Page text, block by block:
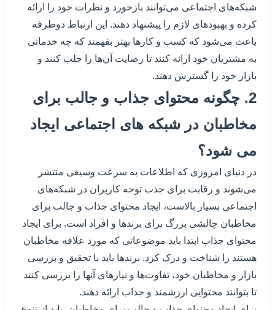
شبکه‌های اجتماعی می‌توانند بازخورد و نظرات خود را ارائه
کرده و بهبودهای لازم را پیشنهاد دهند. این ارتباط دوطرفه
باعث می‌شود که کسب و کارها بهتر بفهمند که چه خدماتی
به مشتریان خود ارائه کنند تا رضایت آن‌ها را جلب کنند و
بازار خود را گسترش دهند.
2. چگونه محتوای جذاب و جالب برای
مخاطبان در شبکه های اجتماعی ایجاد
می شود؟
در دنیای امروزی که اطلاعات به سرعت وسیعی منتشر
می‌شوند و رقابت برای جذب توجه کاربران در شبکه‌های
اجتماعی بسیار بالاست، ایجاد محتوای جذاب و جالب برای
مخاطبان چالشی بزرگ برای برندها و افراد است. برای ایجاد
محتوای جذاب ابتدا باید موضوعاتی که مورد علاقه مخاطبان
هستند را شناخت و درک کرد. برندها باید با تحقیق و بررسی
بازار و مخاطبان خود، تفاوت‌ها و نیازهای آنها را بررسی کنند
تا بتوانند محتوایی ارزشمند و جذاب ارائه دهند.